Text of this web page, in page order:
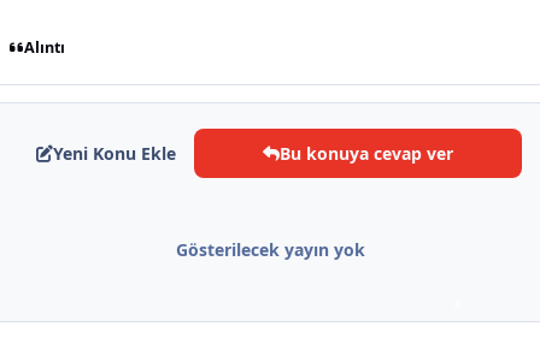
Alıntı
Yeni Konu Ekle Bu konuya cevap ver
Gösterilecek yayın yok
*
*